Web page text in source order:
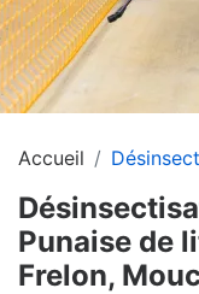
Accueil
Punaise de
Frelon,